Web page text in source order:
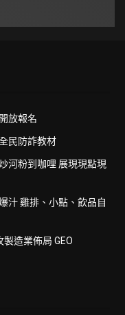
放報名
民防詐教材
河粉到咖哩 展現現點現
汁 雞排、小點、飲品自
造業佈局 GEO